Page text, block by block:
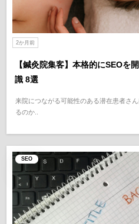
2か月前
【鍼灸院集客】本格的にSEOを
識 8選
来院につながる可能性のある潜在患者さ
るのか..
SEO